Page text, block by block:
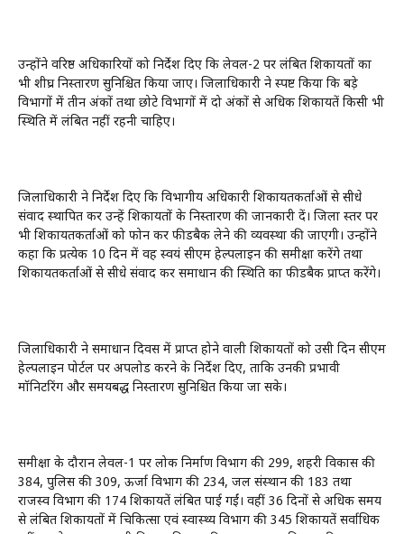
उन्होंने वरिष्ठ अधिकारियों को निर्देश दिए कि लेवल-2 पर लंबित शिकायतों का
भी शीघ्र निस्तारण सुनिश्चित किया जाए। जिलाधिकारी ने स्पष्ट किया कि बड़े
विभागों में तीन अंकों तथा छोटे विभागों में दो अंकों से अधिक शिकायतें किसी भी
स्थिति में लंबित नहीं रहनी चाहिए।
जिलाधिकारी ने निर्देश दिए कि विभागीय अधिकारी शिकायतकर्ताओं से सीधे
संवाद स्थापित कर उन्हें शिकायतों के निस्तारण की जानकारी दें। जिला स्तर पर
भी शिकायतकर्ताओं को फोन कर फीडबैक लेने की व्यवस्था की जाएगी। उन्होंने
कहा कि प्रत्येक 10 दिन में वह स्वयं सीएम हेल्पलाइन की समीक्षा करेंगे तथा
शिकायतकर्ताओं से सीधे संवाद कर समाधान की स्थिति का फीडबैक प्राप्त करेंगे।
जिलाधिकारी ने समाधान दिवस में प्राप्त होने वाली शिकायतों को उसी दिन सीएम
हेल्पलाइन पोर्टल पर अपलोड करने के निर्देश दिए, ताकि उनकी प्रभावी
मॉनिटरिंग और समयबद्ध निस्तारण सुनिश्चित किया जा सके।
समीक्षा के दौरान लेवल-1 पर लोक निर्माण विभाग की 299, शहरी विकास की
384, पुलिस की 309, ऊर्जा विभाग की 234, जल संस्थान की 183 तथा
राजस्व विभाग की 174 शिकायतें लंबित पाई गईं। वहीं 36 दिनों से अधिक समय
से लंबित शिकायतों में चिकित्सा एवं स्वास्थ्य विभाग की 345 शिकायतें सर्वाधिक